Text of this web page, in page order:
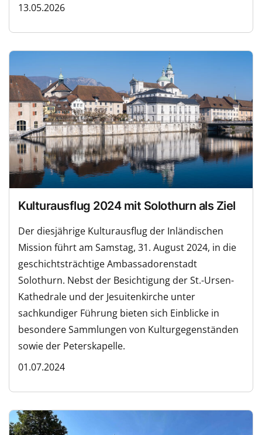
13.05.2026
Kulturausflug 2024 mit Solothurn als Ziel
Der diesjährige Kulturausflug der Inländischen
Mission führt am Samstag, 31. August 2024, in die
geschichtsträchtige Ambassadorenstadt
Solothurn. Nebst der Besichtigung der St.-Ursen-
Kathedrale und der Jesuitenkirche unter
sachkundiger Führung bieten sich Einblicke in
besondere Sammlungen von Kulturgegenständen
sowie der Peterskapelle.
01.07.2024